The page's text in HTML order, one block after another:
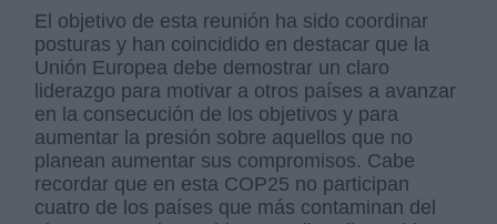
El objetivo de esta reunión ha sido coordinar
posturas y han coincidido en destacar que la
Unión Europea debe demostrar un claro
liderazgo para motivar a otros países a avanzar
en la consecución de los objetivos y para
aumentar la presión sobre aquellos que no
planean aumentar sus compromisos. Cabe
recordar que en esta COP25 no participan
cuatro de los países que más contaminan del